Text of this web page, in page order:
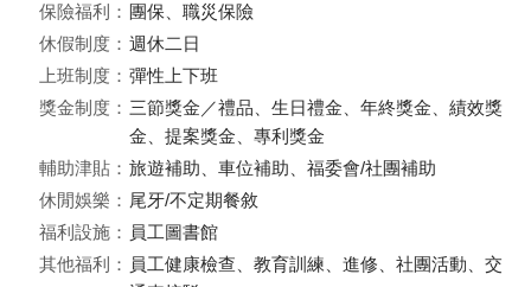
保險福利： 團保、職災保險
休假制度： 週休二日
上班制度： 彈性上下班
獎金制度： 三節獎金／禮品、生日禮金、年終獎金、績效獎
金、提案獎金、專利獎金
輔助津貼： 旅遊補助、車位補助、福委會/社團補助
休閒娛樂： 尾牙/不定期餐敘
福利設施： 員工圖書館
其他福利： 員工健康檢查、教育訓練、進修、社團活動、交